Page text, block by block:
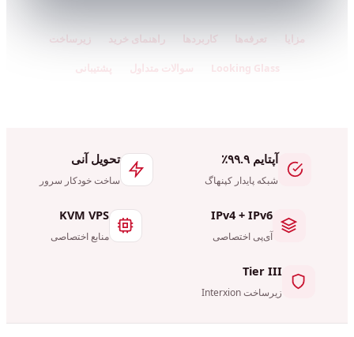
کاربردها راهنمای خرید زیرساخت
Looking Glass سوالات متداول پشتیبانی
آپتایم ۹۹.۹٪
شبکه پایدار کپنهاگ
تحویل آنی
ساخت خودکار سرور
IPv4 + IPv6
آی‌پی اختصاصی
KVM VPS
منابع اختصاصی
Tier III
زیرساخت Interxion